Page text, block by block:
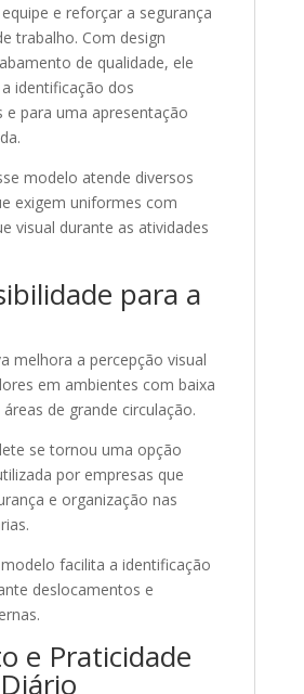
e reforçar a segurança
trabalho. Com design
de qualidade, ele
identificação dos
e para uma apresentação
modelo atende diversos
exigem uniformes com
visual durante as atividades
para a
melhora a percepção visual
em ambientes com baixa
de grande circulação.
se tornou uma opção
por empresas que
e organização nas
facilita a identificação
deslocamentos e
e Praticidade